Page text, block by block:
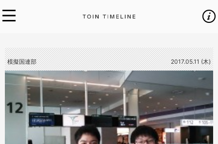
模擬国連部 2017.05.11 (木)